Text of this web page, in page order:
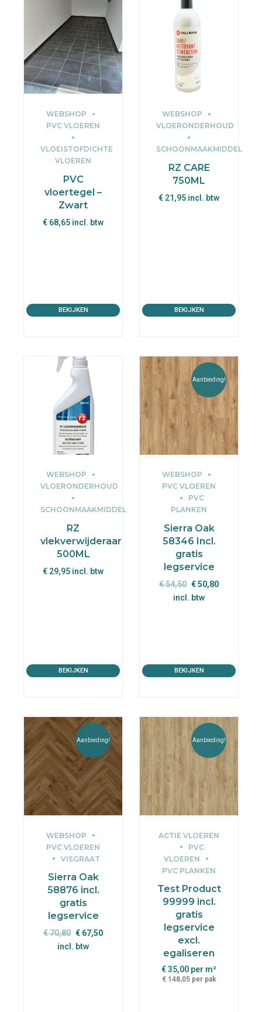
WEBSHOP
PVC VLOEREN
VLOEISTOFDICHTE
VLOEREN
PVC
vloertegel –
Zwart
€ 68,65 incl. btw
BEKIJKEN
WEBSHOP
VLOERONDERHOUD
SCHOONMAAKMIDDEL
RZ CARE
750ML
€ 21,95 incl. btw
BEKIJKEN
WEBSHOP
VLOERONDERHOUD
SCHOONMAAKMIDDEL
RZ
vlekverwijderaar
500ML
€ 29,95 incl. btw
BEKIJKEN
Aanbieding!
WEBSHOP
PVC VLOEREN
PVC
PLANKEN
Sierra Oak
58346 Incl.
gratis
legservice
€54,50 Oorspronkelijke
prijs
€50,80Huidige
incl. btw
BEKIJKEN
Aanbieding!
WEBSHOP
PVC VLOEREN
VISGRAAT
Sierra Oak
58876 incl.
gratis
legservice
€70,80 Oorspronkelijke
prijs
€ 67,50Huidige
incl. btw
Aanbieding!
ACTIE VLOEREN
PVC
VLOEREN
PVC PLANKEN
Test Product
99999 incl.
gratis
legservice
excl.
egaliseren
€35,00 per m²
€148,05 per pak